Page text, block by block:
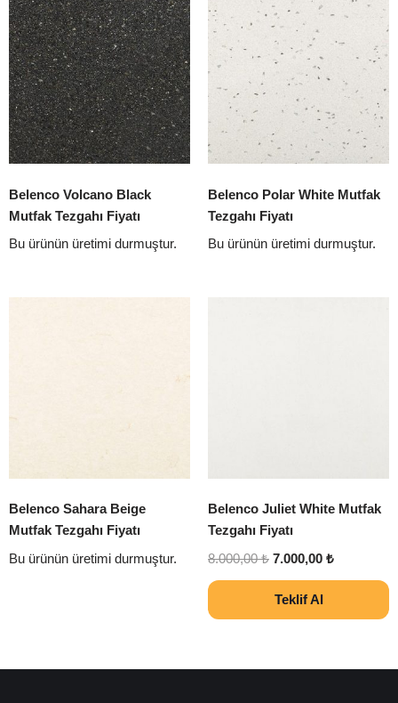
Belenco Volcano Black
Mutfak Tezgahı Fiyatı
Bu ürünün üretimi durmuştur.
Belenco Polar White Mutfak
Tezgahı Fiyatı
Bu ürünün üretimi durmuştur.
Belenco Sahara Beige
Mutfak Tezgahı Fiyatı
Bu ürünün üretimi durmuştur.
Belenco Juliet White Mutfak
Tezgahı Fiyatı
8.000,00₺ 7.000,00 ₺
Teklif Al